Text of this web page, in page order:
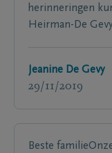
herinneringen
Heirman-De
Jeanine De Gevy
29/11/2019
Beste